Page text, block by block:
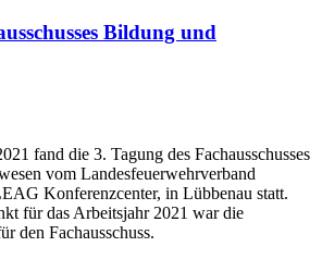
Bildung und
fand die 3. Tagung des Fachausschusses
vom Landesfeuerwehrverband
Konferenzcenter, in Lübbenau statt.
für das Arbeitsjahr 2021 war die
den Fachausschuss.